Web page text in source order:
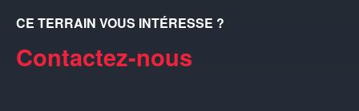
CE TERRAIN VOUS INTÉRESSE ?
Contactez-nous